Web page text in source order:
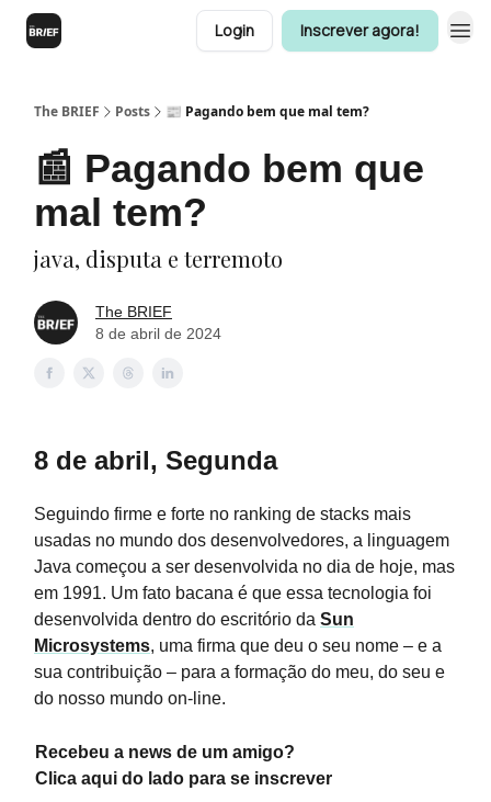
Login Inscrever agora!
The BRIEF Posts 📰 Pagando bem que mal tem?
📰 Pagando bem que
mal tem?
java, disputa e terremoto
The BRIEF
8 de abril de 2024
8 de abril, Segunda
Seguindo firme e forte no ranking de stacks mais
usadas no mundo dos desenvolvedores, a linguagem
Java começou a ser desenvolvida no dia de hoje, mas
em 1991. Um fato bacana é que essa tecnologia foi
desenvolvida dentro do escritório da Sun
Microsystems, uma firma que deu o seu nome – e a
sua contribuição – para a formação do meu, do seu e
do nosso mundo on-line.
Recebeu a news de um amigo?
Clica aqui do lado para se inscrever